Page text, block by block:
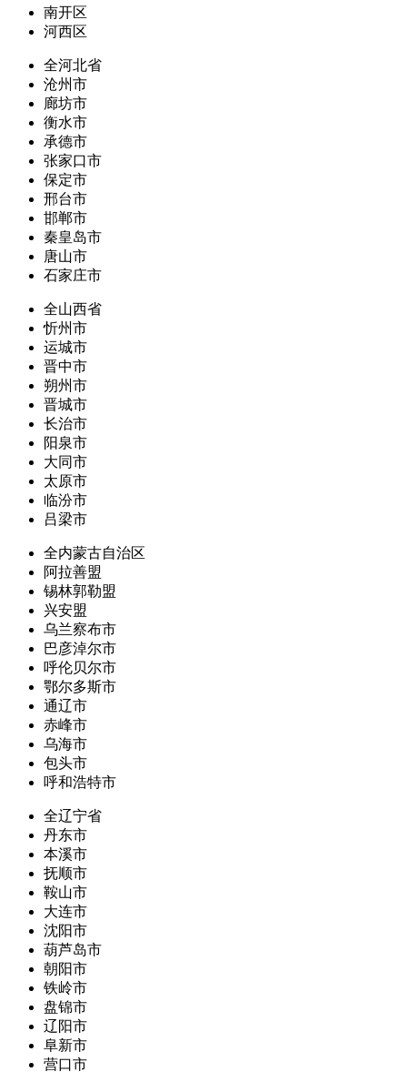
南开区
河西区
全河北省
沧州市
廊坊市
衡水市
承德市
张家口市
保定市
邢台市
邯郸市
秦皇岛市
唐山市
石家庄市
全山西省
忻州市
运城市
晋中市
朔州市
晋城市
长治市
阳泉市
大同市
太原市
临汾市
吕梁市
全内蒙古自治区
阿拉善盟
锡林郭勒盟
兴安盟
乌兰察布市
巴彦淖尔市
呼伦贝尔市
鄂尔多斯市
通辽市
赤峰市
乌海市
包头市
呼和浩特市
全辽宁省
丹东市
本溪市
抚顺市
鞍山市
大连市
沈阳市
葫芦岛市
朝阳市
铁岭市
盘锦市
辽阳市
阜新市
营口市